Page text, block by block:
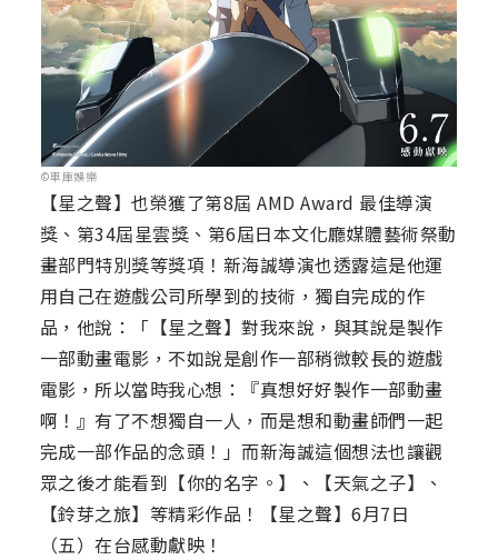
©車庫娛樂
【星之聲】也榮獲了第8屆 AMD Award 最佳導演
獎、第34屆星雲獎、第6屆日本文化廳媒體藝術祭動
畫部門特別獎等獎項！新海誠導演也透露這是他運
用自己在遊戲公司所學到的技術，獨自完成的作
品，他說：「【星之聲】對我來說，與其說是製作
一部動畫電影，不如說是創作一部稍微較長的遊戲
電影，所以當時我心想：『真想好好製作一部動畫
啊！』有了不想獨自一人，而是想和動畫師們一起
完成一部作品的念頭！」而新海誠這個想法也讓觀
眾之後才能看到【你的名字。】、【天氣之子】、
【鈴芽之旅】等精彩作品！【星之聲】6月7日
（五）在台感動獻映！